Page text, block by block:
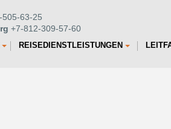
505-63-25
+7-812-309-57-60
REISEDIENSTLEISTUNGEN